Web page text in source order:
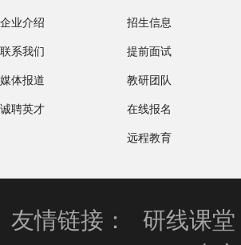
企业介绍
联系我们
媒体报道
诚聘英才
招生信息
提前面试
教研团队
在线报名
远程教育
友情链接： 研线课堂